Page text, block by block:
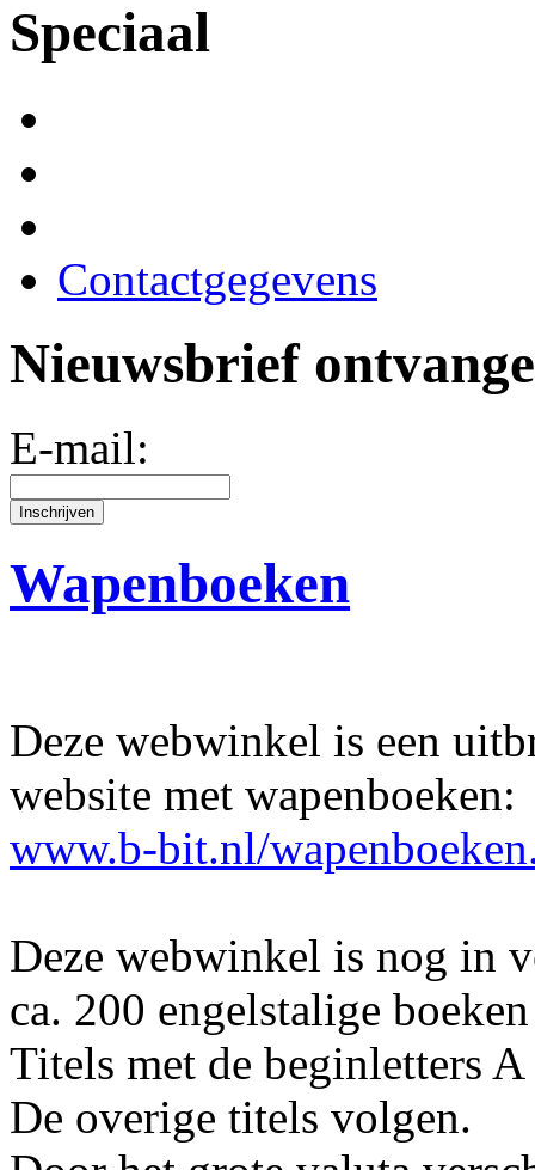
Speciaal
Contactgegevens
Nieuwsbrief
E-mail:
Wapenboeken
Deze webwinkel is een
website met wapenboeken:
www.b-bit.nl/
Deze webwinkel is nog in
ca. 200 engelstalige
Titels met de beginletters
De overige titels volgen.